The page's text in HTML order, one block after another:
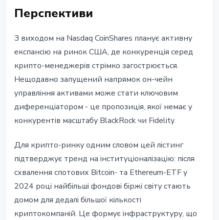
Перспективи
З виходом на Nasdaq CoinShares планує активну
експансію на ринок США, де конкуренція серед
крипто-менеджерів стрімко загострюється.
Нещодавно запущений напрямок он-чейн
управління активами може стати ключовим
диференціатором - це пропозиція, якої немає у
конкурентів масштабу BlackRock чи Fidelity.
Для крипто-ринку одним словом цей лістинг
підтверджує тренд на інституціоналізацію: після
схвалення спотових Bitcoin- та Ethereum-ETF у
2024 році найбільші фондові біржі світу стають
домом для дедалі більшої кількості
криптокомпаній. Це формує інфраструктуру, що